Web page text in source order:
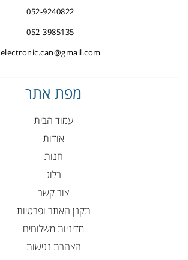
052-9240822
052-3985135
electronic.can@gmail.com
מפת אתר
עמוד הבית
אודות
חנות
בלוג
צור קשר
תקנן האתר ופרטיות
מדיניות משלוחים
הצהרת נגישות